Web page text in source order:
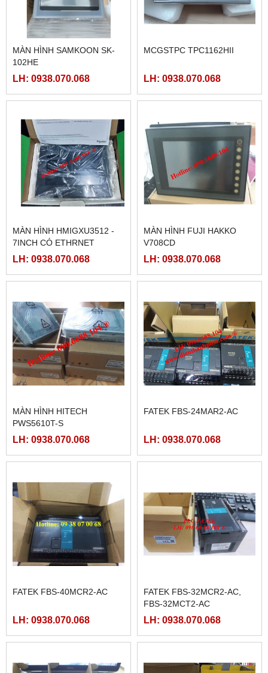
MÀN HÌNH SAMKOON SK-
102HE
LH: 0938.070.068
MCGSTPC TPC1162HII
LH: 0938.070.068
MÀN HÌNH HMIGXU3512 -
7INCH CÓ ETHRNET
LH: 0938.070.068
MÀN HÌNH FUJI HAKKO
V708CD
LH: 0938.070.068
MÀN HÌNH HITECH
PWS5610T-S
LH: 0938.070.068
FATEK FBS-24MAR2-AC
LH: 0938.070.068
FATEK FBS-40MCR2-AC
LH: 0938.070.068
FATEK FBS-32MCR2-AC,
FBS-32MCT2-AC
LH: 0938.070.068